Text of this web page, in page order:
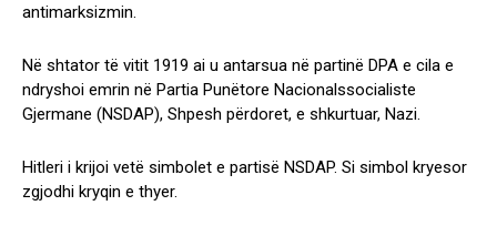
antimarksizmin.
Në shtator të vitit 1919 ai u antarsua në partinë DPA e cila e
ndryshoi emrin në Partia Punëtore Nacionalssocialiste
Gjermane (NSDAP), Shpesh përdoret, e shkurtuar, Nazi.
Hitleri i krijoi vetë simbolet e partisë NSDAP. Si simbol kryesor
zgjodhi kryqin e thyer.